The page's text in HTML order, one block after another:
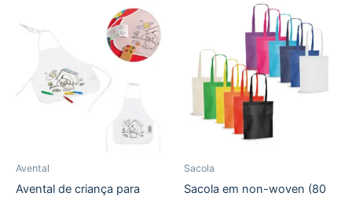
Avental
Avental de criança para
Sacola
Sacola em non-woven (80